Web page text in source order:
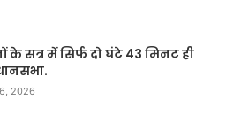
के सत्र में सिर्फ दो घंटे 43 मिनट ही
2026